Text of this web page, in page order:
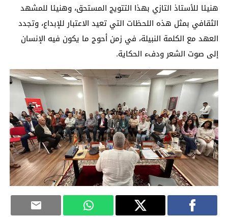
هنيئا للأستاذ التازي بهذا التتويج المستحق، وهنيئا للمشهد
الثقافي بمثل هذه اللحظات التي تعيد الاعتبار للإبداع، وتجدد
العهد مع الكلمة النبيلة، في زمن أحوج ما يكون فيه الإنسان
إلى صوت الشعر ودفء الحكاية.